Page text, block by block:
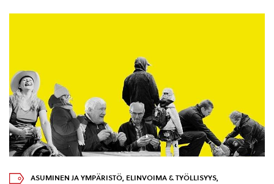
ASUMINEN JA YMPÄRISTÖ, ELINVOIMA & TYÖLLISYYS,